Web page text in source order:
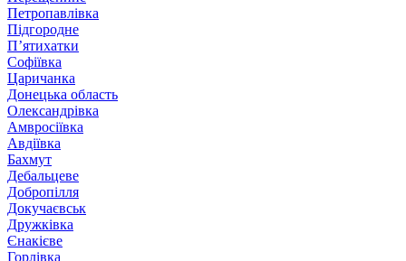
Петропавлівка
Підгородне
П’ятихатки
Софіївка
Царичанка
Донецька область
Олександрівка
Амвросіївка
Авдіївка
Бахмут
Дебальцеве
Добропілля
Докучаєвськ
Дружківка
Єнакієве
Горлівка